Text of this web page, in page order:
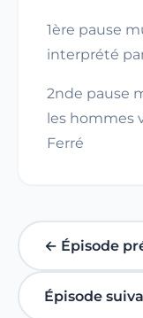
1ère pause
interprété
2nde pause
les hommes
Ferré
← Épisode
Épisode